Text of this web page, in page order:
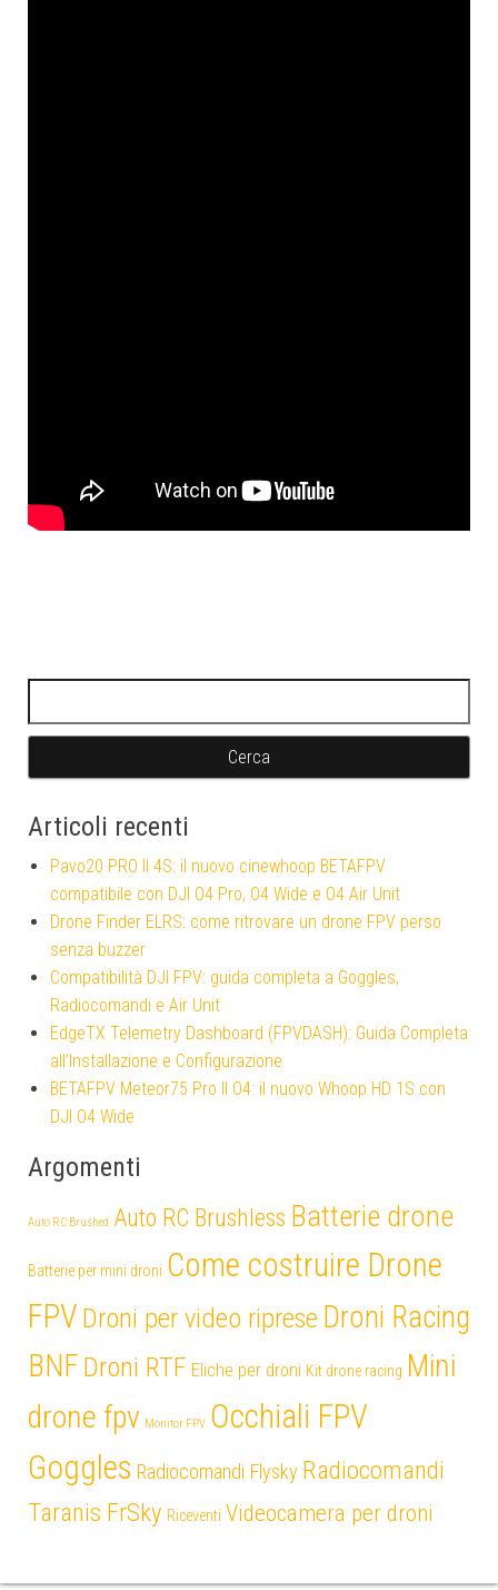
Articoli recenti
Pavo20 PRO II 4S: il nuovo cinewhoop BETAFPV
compatibile con DJI O4 Pro, O4 Wide e O4 Air Unit
Drone Finder ELRS: come ritrovare un drone FPV perso
senza buzzer
Compatibilità DJI FPV: guida completa a Goggles,
Radiocomandi e Air Unit
EdgeTX Telemetry Dashboard (FPVDASH): Guida Completa
all’Installazione e Configurazione
BETAFPV Meteor75 Pro II O4: il nuovo Whoop HD 1S con
DJI O4 Wide
Argomenti
Auto RC Brushed Auto RC Brushless Batterie drone
Batterie per mini droni Come costruire Drone
FPV Droni per video riprese Droni Racing
BNF Droni RTF Eliche per droni Kit drone racing Mini
drone fpv Monitor FPV Occhiali FPV
Goggles Radiocomandi Flysky Radiocomandi
Taranis FrSky Riceventi Videocamera per droni